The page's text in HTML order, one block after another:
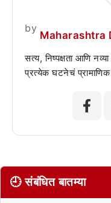
by
Maharashtra
सत्य, निष्पक्षता आणि
प्रत्येक घटनेचं
🕘 संबंधित बातम्या